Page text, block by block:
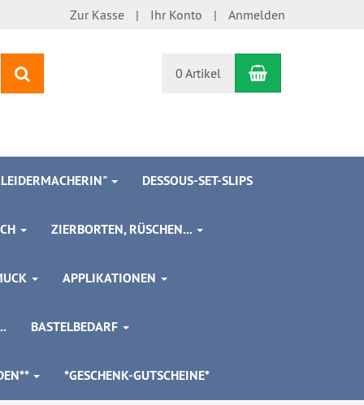
Zur Kasse Ihr Konto Anmelden
0 Artikel Warenkorb
DESSOUS-SET-SLIPS
ZIERBORTEN, RÜSCHEN...
APPLIKATIONEN
BASTELBEDARF
*GESCHENK-GUTSCHEINE*